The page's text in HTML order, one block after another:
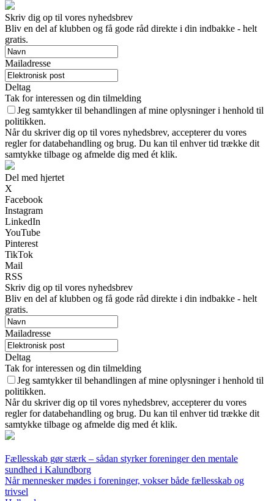
Skriv dig op til vores nyhedsbrev
Bliv en del af klubben og få gode råd direkte i din indbakke - helt
gratis.
Mailadresse
Deltag
Tak for interessen og din tilmelding
Jeg samtykker til behandlingen af mine oplysninger i henhold til
politikken.
Når du skriver dig op til vores nyhedsbrev, accepterer du vores
regler for databehandling og brug. Du kan til enhver tid trække dit
samtykke tilbage og afmelde dig med ét klik.
Del med hjertet
X
Facebook
Instagram
LinkedIn
YouTube
Pinterest
TikTok
Mail
RSS
Skriv dig op til vores nyhedsbrev
Bliv en del af klubben og få gode råd direkte i din indbakke - helt
gratis.
Mailadresse
Deltag
Tak for interessen og din tilmelding
Jeg samtykker til behandlingen af mine oplysninger i henhold til
politikken.
Når du skriver dig op til vores nyhedsbrev, accepterer du vores
regler for databehandling og brug. Du kan til enhver tid trække dit
samtykke tilbage og afmelde dig med ét klik.
Fællesskab gør stærk – sådan styrker foreninger den mentale
sundhed i Kalundborg
Når mennesker mødes i foreninger, vokser både fællesskab og
trivsel